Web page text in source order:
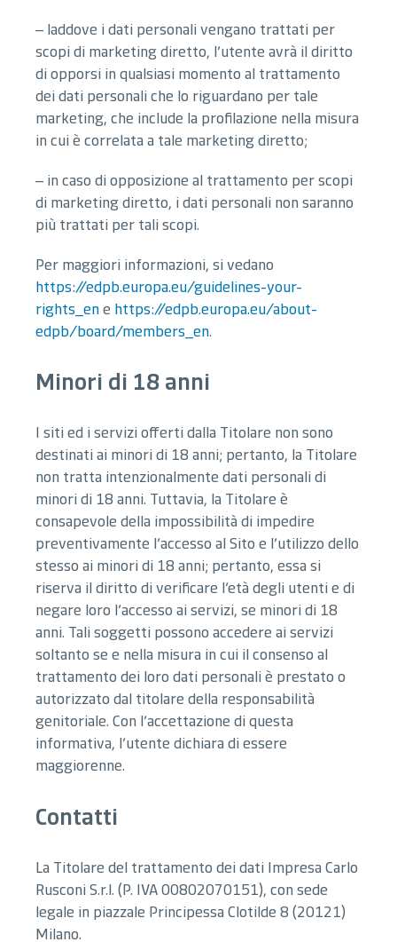
– laddove i dati personali vengano trattati per
scopi di marketing diretto, l’utente avrà il diritto
di opporsi in qualsiasi momento al trattamento
dei dati personali che lo riguardano per tale
marketing, che include la profilazione nella misura
in cui è correlata a tale marketing diretto;
– in caso di opposizione al trattamento per scopi
di marketing diretto, i dati personali non saranno
più trattati per tali scopi.
Per maggiori informazioni, si vedano
https://edpb.europa.eu/guidelines-your-
rights_ene https://edpb.europa.eu/about-
edpb/board/members_en.
Minori di 18 anni
I siti ed i servizi offerti dalla Titolare non sono
destinati ai minori di 18 anni; pertanto, la Titolare
non tratta intenzionalmente dati personali di
minori di 18 anni. Tuttavia, la Titolare è
consapevole della impossibilità di impedire
preventivamente l’accesso al Sito e l’utilizzo dello
stesso ai minori di 18 anni; pertanto, essa si
riserva il diritto di verificare l’età degli utenti e di
negare loro l’accesso ai servizi, se minori di 18
anni. Tali soggetti possono accedere ai servizi
soltanto se e nella misura in cui il consenso al
trattamento dei loro dati personali è prestato o
autorizzato dal titolare della responsabilità
genitoriale. Con l’accettazione di questa
informativa, l’utente dichiara di essere
maggiorenne.
Contatti
La Titolare del trattamento dei dati Impresa Carlo
Rusconi S.r.l. (P. IVA 00802070151), con sede
legale in piazzale Principessa Clotilde 8 (20121)
Milano.